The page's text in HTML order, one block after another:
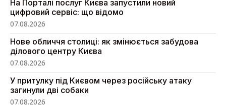
На Порталі послуг Києва запустили новий
цифровий сервіс: що відомо
07.08.2026
Нове обличчя столиці: як змінюється забудова
ділового центру Києва
07.08.2026
У притулку під Києвом через російську атаку
загинули дві собаки
07.08.2026